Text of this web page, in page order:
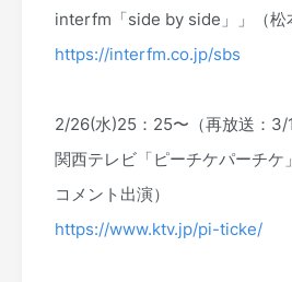
interfm「side by side」」（松
https://interfm.co.jp/sbs
2/26(水)25：25〜（再放送：3/
関西テレビ「ピーチケパーチケ
コメント出演）
https://www.ktv.jp/pi-ticke/